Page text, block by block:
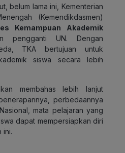
belum lama ini, Kementerian
(Kemendikdasmen)
Kemampuan Akademik
pengganti UN. Dengan
TKA bertujuan untuk
siswa secara lebih
membahas lebih lanjut
perbedaannya
mata pelajaran yang
dapat mempersiapkan diri
ini.